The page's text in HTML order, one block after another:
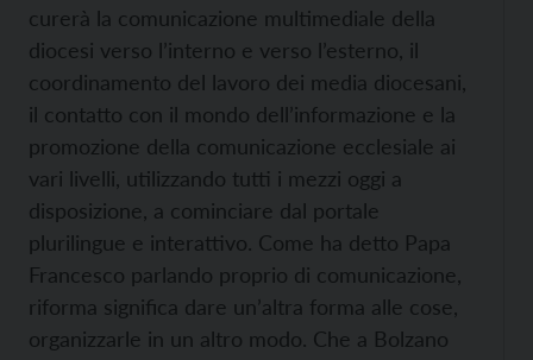
curerà la comunicazione multimediale della
diocesi verso l’interno e verso l’esterno, il
coordinamento del lavoro dei media diocesani,
il contatto con il mondo dell’informazione e la
promozione della comunicazione ecclesiale ai
vari livelli, utilizzando tutti i mezzi oggi a
disposizione, a cominciare dal portale
plurilingue e interattivo. Come ha detto Papa
Francesco parlando proprio di comunicazione,
riforma significa dare un’altra forma alle cose,
organizzarle in un altro modo. Che a Bolzano